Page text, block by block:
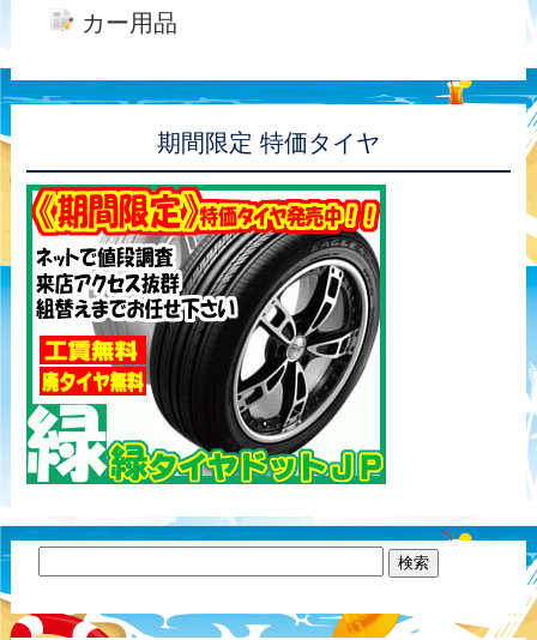
カー用品
期間限定 特価タイヤ